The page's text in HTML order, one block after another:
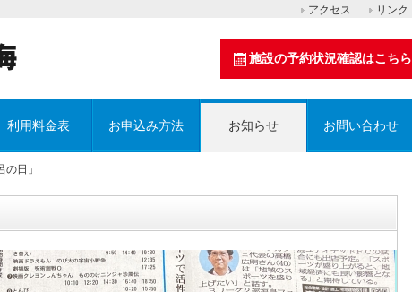
アクセス リンク
施設の予約状況確認はこちら
利用料金表 お申込み方法 お知らせ お問い合わせ
日」